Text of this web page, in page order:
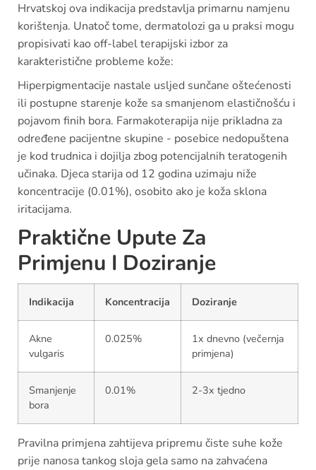
Hrvatskoj ova indikacija predstavlja primarnu namjenu
korištenja. Unatoč tome, dermatolozi ga u praksi mogu
propisivati kao off-label terapijski izbor za
karakteristične probleme kože:
Hiperpigmentacije nastale usljed sunčane oštećenosti
ili postupne starenje kože sa smanjenom elastičnošću i
pojavom finih bora. Farmakoterapija nije prikladna za
određene pacijentne skupine - posebice nedopuštena
je kod trudnica i dojilja zbog potencijalnih teratogenih
učinaka. Djeca starija od 12 godina uzimaju niže
koncentracije (0.01%), osobito ako je koža sklona
iritacijama.
Praktične Upute Za
Primjenu I Doziranje
Indikacija Koncentracija Doziranje
Akne
vulgaris
0.025%
1x dnevno (večernja
primjena)
Smanjenje
bora
0.01% 2-3x tjedno
Pravilna primjena zahtijeva pripremu čiste suhe kože
prije nanosa tankog sloja gela samo na zahvaćena